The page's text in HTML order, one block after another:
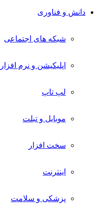
دانش و فناوری
شبکه های اجتماعی
اپلیکیشن و نرم افزار
لپ تاپ
موبایل و تبلت
سخت افزار
اینترنت
پزشکی و سلامت